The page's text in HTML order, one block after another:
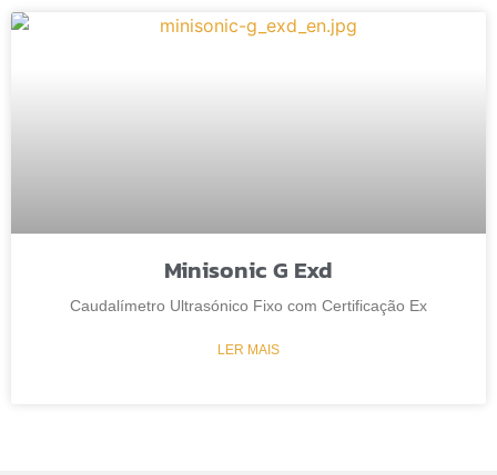
Minisonic G Exd
Caudalímetro Ultrasónico Fixo com Certificação Ex
LER MAIS